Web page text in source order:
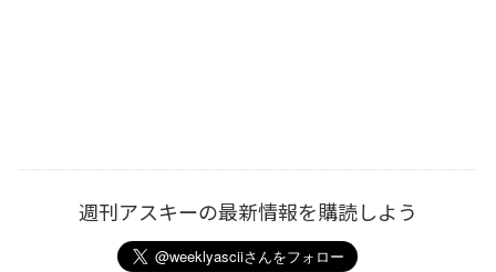
週刊アスキーの最新情報を購読しよう